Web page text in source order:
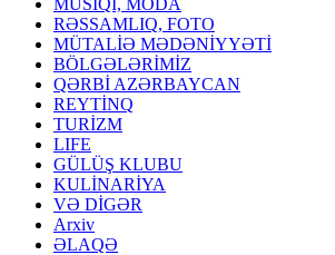
MUSİQİ, MODA
RƏSSAMLIQ, FOTO
MÜTALİƏ MƏDƏNİYYƏTİ
BÖLGƏLƏRİMİZ
QƏRBİ AZƏRBAYCAN
REYTİNQ
TURİZM
LIFE
GÜLÜŞ KLUBU
KULİNARİYA
VƏ DİGƏR
Arxiv
ƏLAQƏ